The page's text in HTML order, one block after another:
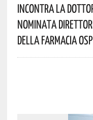
Incontra La
Nominata
Della Farmacia